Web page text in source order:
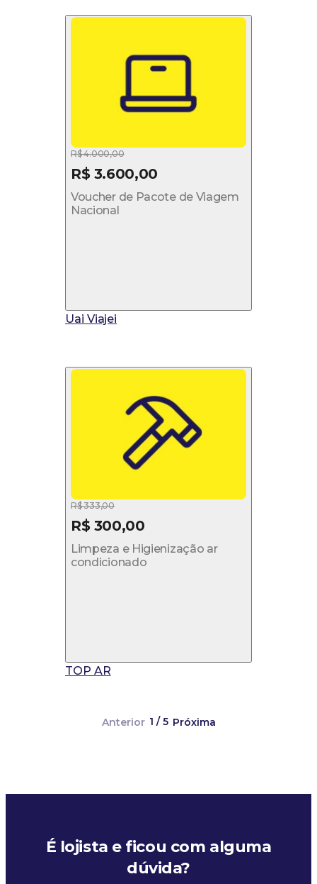
R$ 4.000,00
R$ 3.600,00
Voucher de Pacote de Viagem
Nacional
Uai Viajei
R$ 333,00
R$ 300,00
Limpeza e Higienização ar
condicionado
TOP AR
Anterior 1 / 5 Próxima
É lojista e ficou com alguma
dúvida?